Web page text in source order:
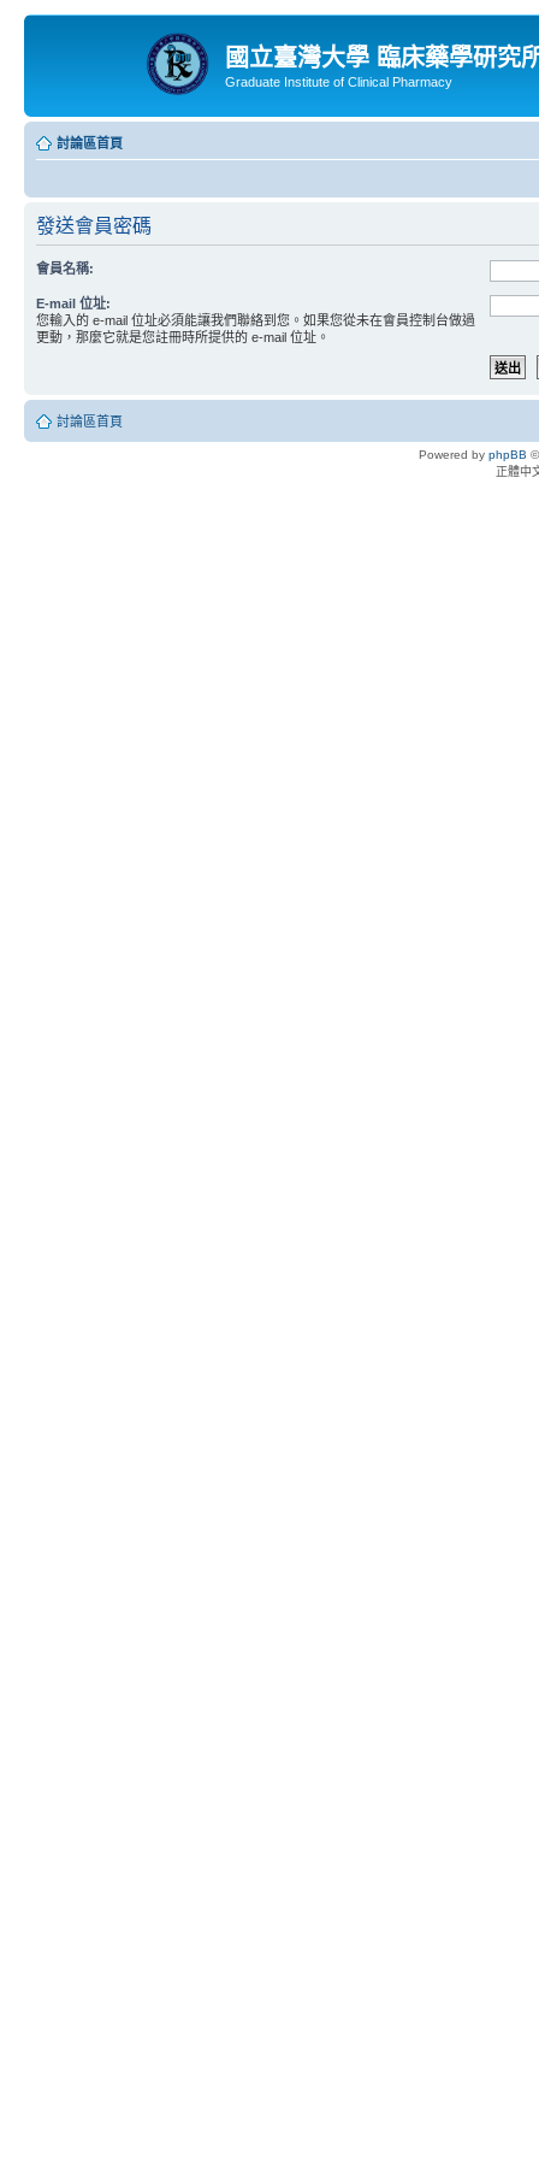
國立臺灣大學 臨床藥學研究
Graduate Institute of Clinical Pharmacy
討論區首頁
發送會員密碼
會員名稱:
E-mail 位址:
您輸入的 e-mail 位址必須能讓我們聯絡到您。如果您從未在會員控制台做過
更動，那麼它就是您註冊時所提供的 e-mail 位址。
討論區首頁
Powered by phpBB
正體中